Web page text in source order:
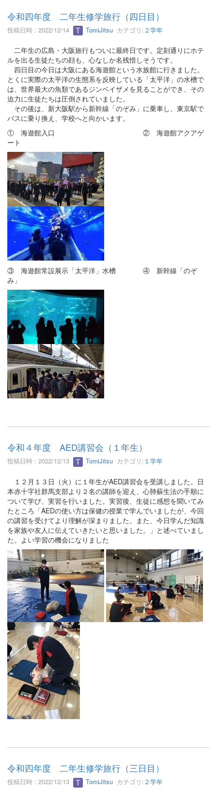
令和四年度 二年生修学旅行（四日目）
投稿日時 : 2022/12/14 TomiJitsu カテゴリ: ２学年
二年生の広島・大阪旅行もついに最終日です。定刻通りにホテ
ルを出る生徒たちの顔も、心なしか名残惜しそうです。
四日目の今日は大阪にある海遊館という水族館に行きました。
とくに実際の太平洋の生態系を反映している「太平洋」の水槽で
は、世界最大の魚類であるジンベイザメを見ることができ、その
迫力に生徒たちは圧倒されていました。
その後は、新大阪駅から新幹線「のぞみ」に乗車し、東京駅で
バスに乗り換え、学校へと向かいます。
① 海遊館入口 ② 海遊館アクアゲ
ート
③ 海遊館常設展示「太平洋」水槽 ④ 新幹線「のぞ
み」
令和４年度 AED講習会（１年生）
投稿日時 : 2022/12/13 TomiJitsu カテゴリ: １学年
１２月１３日（火）に１年生がAED講習会を受講しました。日
本赤十字社群馬支部より２名の講師を迎え、心肺蘇生法の手順に
ついて学び、実習を行いました。実習後、生徒に感想を聞いてみ
たところ「AEDの使い方は保健の授業で学んでいましたが、今回
の講習を受けてより理解が深まりました。また、今日学んだ知識
を家族や友人に伝えていきたいと思いました。」と述べていまし
た。よい学習の機会になりました
令和四年度 二年生修学旅行（三日目）
投稿日時 : 2022/12/13 TomiJitsu カテゴリ: ２学年